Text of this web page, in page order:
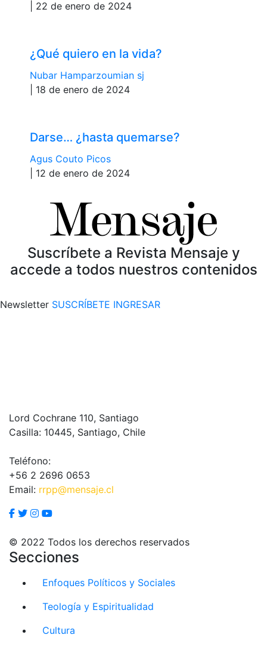
| 22 de enero de 2024
¿Qué quiero en la vida?
Nubar Hamparzoumian sj
| 18 de enero de 2024
Darse… ¿hasta quemarse?
Agus Couto Picos
| 12 de enero de 2024
Suscríbete a Revista Mensaje y
accede a todos nuestros contenidos
Newsletter SUSCRÍBETE INGRESAR
Lord Cochrane 110, Santiago
Casilla: 10445, Santiago, Chile
Teléfono:
+56 2 2696 0653
Email: rrpp@mensaje.cl
© 2022 Todos los derechos reservados
Secciones
Enfoques Políticos y Sociales
Teología y Espiritualidad
Cultura